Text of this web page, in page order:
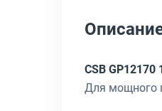
CSB GP12170
Для мощного